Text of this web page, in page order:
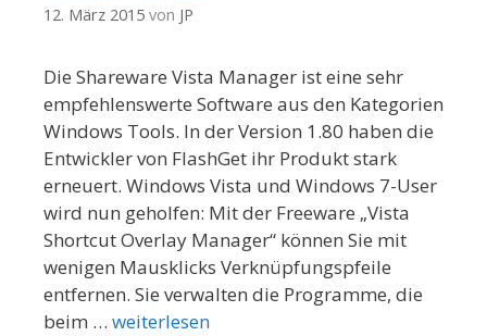
12. März 2015 von JP
Die Shareware Vista Manager ist eine sehr
empfehlenswerte Software aus den Kategorien
Windows Tools. In der Version 1.80 haben die
Entwickler von FlashGet ihr Produkt stark
erneuert. Windows Vista und Windows 7-User
wird nun geholfen: Mit der Freeware „Vista
Shortcut Overlay Manager“ können Sie mit
wenigen Mausklicks Verknüpfungspfeile
entfernen. Sie verwalten die Programme, die
beim … weiterlesen